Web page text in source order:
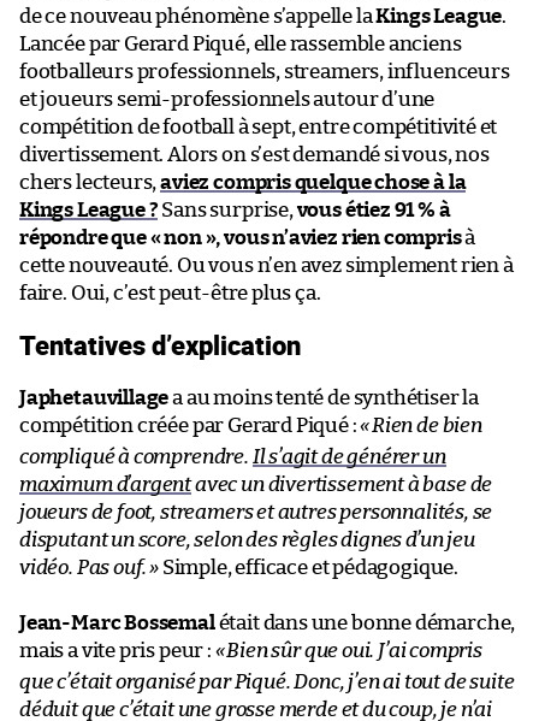
de ce nouveau phénomène s’appelle laKings League.
Lancée par Gerard Piqué, elle rassemble anciens
footballeurs professionnels, streamers, influenceurs
et joueurs semi-professionnels autour d’une
compétition de football à sept, entre compétitivité et
divertissement. Alors on s’est demandé si vous, nos
chers lecteurs,aviez compris quelque chose à la
Kings League ? Sans surprise, vous étiez 91 % à
répondre que « non », vous n’aviez rien comprisà
cette nouveauté. Ou vous n’en avez simplement rien à
faire. Oui, c’est peut-être plus ça.
Tentatives d’explication
Japhetauvillagea au moins tenté de synthétiser la
compétition créée par Gerard Piqué :«Rien de bien
compliqué à comprendre. Il s’agit de générer un
maximum d’argentavec un divertissement à base de
joueurs de foot, streamers et autres personnalités, se
disputant un score, selon des règles dignes d’un jeu
vidéo. Pas ouf.» Simple, efficace et pédagogique.
Jean-Marc Bossemalétait dans une bonne démarche,
mais a vite pris peur : «Bien sûr que oui. J’ai compris
que c’était organisé par Piqué. Donc, j’en ai tout de suite
déduit que c’était une grosse merde et du coup, je n’ai